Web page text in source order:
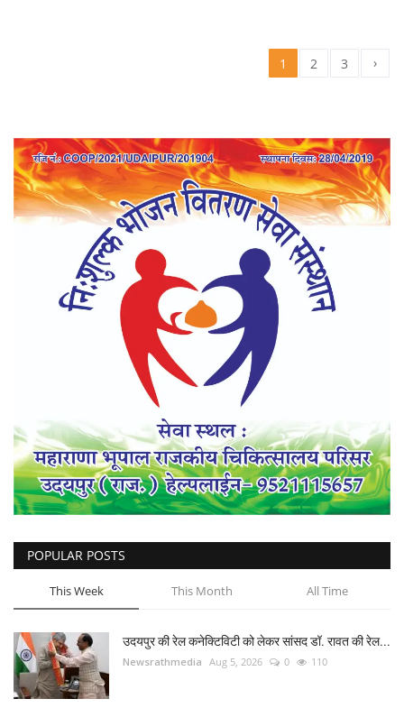
1 2 3 ›
POPULAR POSTS
This Week This Month All Time
उदयपुर की रेल कनेक्टिविटी को लेकर सांसद डॉ. रावत की रेल...
Newsrathmedia Aug 5, 2026 0 110